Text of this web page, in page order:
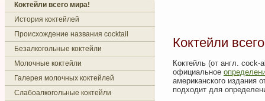
Коктейли всего мира!
История коктейлей
Происхождение названия cocktail
Безалкогольные коктейли
Молочные коктейли
Галерея молочных коктейлей
Слабоалкогольные коктейли
Коктейли
Коктейль (от англ.
официальное
американского издания
подходит для